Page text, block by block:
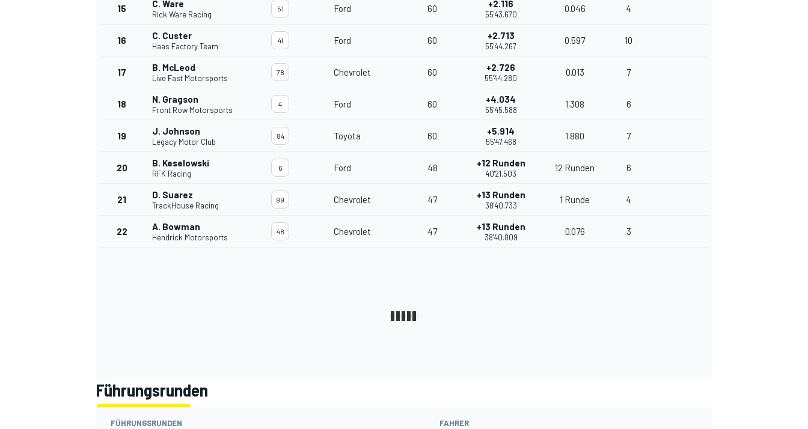
15 C. Ware
Rick Ware Racing
51 Ford 60 +2.116
55'43.670
0.046 4
16 C. Custer
Haas Factory Team
41 Ford 60 +2.713
55'44.267
0.597 10
17 B. McLeod
Live Fast Motorsports
78 Chevrolet 60 +2.726
55'44.280
0.013 7
18 N. Gragson
Front Row Motorsports
4 Ford 60 +4.034
55'45.588
1.308 6
19 J. Johnson
Legacy Motor Club
84 Toyota 60 +5.914
55'47.468
1.880 7
20 B. Keselowski
RFK Racing
6 Ford 48 +12 Runden
40'21.503
12 Runden 6
21 D. Suarez
TrackHouse Racing
99 Chevrolet 47 +13 Runden
38'40.733
1 Runde 4
22 A. Bowman
Hendrick Motorsports
48 Chevrolet 47 +13 Runden
38'40.809
0.076 3
Führungsrunden
FÜHRUNGSRUNDEN FAHRER